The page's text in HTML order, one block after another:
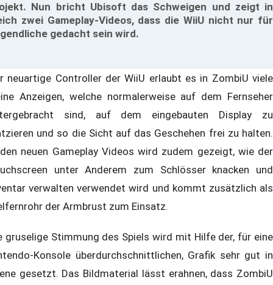
Nun bricht Ubisoft das Schweigen und zeigt in
zwei Gameplay-Videos, dass die WiiU nicht nur für
gedacht sein wird.
neuartige Controller der WiiU erlaubt es in ZombiU viele
Anzeigen, welche normalerweise auf dem Fernseher
sind, auf dem eingebauten Display zu
und so die Sicht auf das Geschehen frei zu halten.
neuen Gameplay Videos wird zudem gezeigt, wie der
unter Anderem zum Schlösser knacken und
verwalten verwendet wird und kommt zusätzlich als
der Armbrust zum Einsatz.
gruselige Stimmung des Spiels wird mit Hilfe der, für eine
Konsole überdurchschnittlichen, Grafik sehr gut in
gesetzt. Das Bildmaterial lässt erahnen, dass ZombiU